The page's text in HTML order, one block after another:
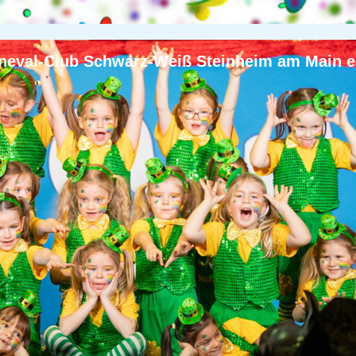
Club Schwarz-Weiß Steinheim am Main